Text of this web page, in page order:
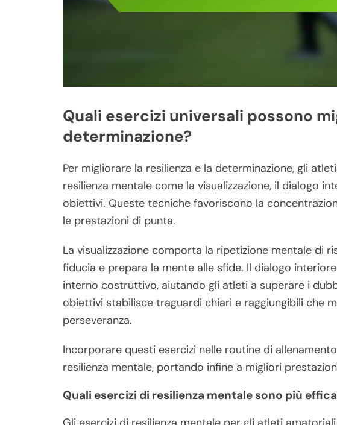
Quali esercizi universali possono
determinazione?
Per migliorare la resilienza e la determinazione, gli
resilienza mentale come la visualizzazione, il dialogo
obiettivi. Queste tecniche favoriscono la
le prestazioni di punta.
La visualizzazione comporta la ripetizione mentale di
fiducia e prepara la mente alle sfide. Il dialogo
interno costruttivo, aiutando gli atleti a superare i
obiettivi stabilisce traguardi chiari e raggiungibili che
perseveranza.
Incorporare questi esercizi nelle routine di
resilienza mentale, portando infine a migliori
Quali esercizi di resilienza mentale sono più